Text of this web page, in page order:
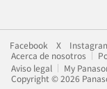
Facebook X
Acerca de nosotros
Aviso legal
My
Copyright © 2026